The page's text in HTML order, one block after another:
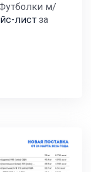
м/
лист за